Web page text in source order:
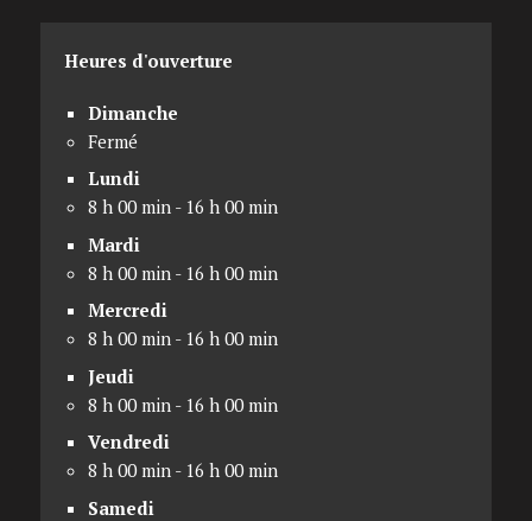
Heures d'ouverture
Dimanche
Fermé
Lundi
8 h 00 min - 16 h 00 min
Mardi
8 h 00 min - 16 h 00 min
Mercredi
8 h 00 min - 16 h 00 min
Jeudi
8 h 00 min - 16 h 00 min
Vendredi
8 h 00 min - 16 h 00 min
Samedi